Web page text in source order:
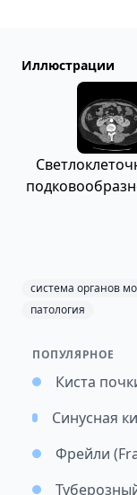
Иллюстрации
система органов
патология
ПОПУЛЯРНОЕ
Киста
Фрейли